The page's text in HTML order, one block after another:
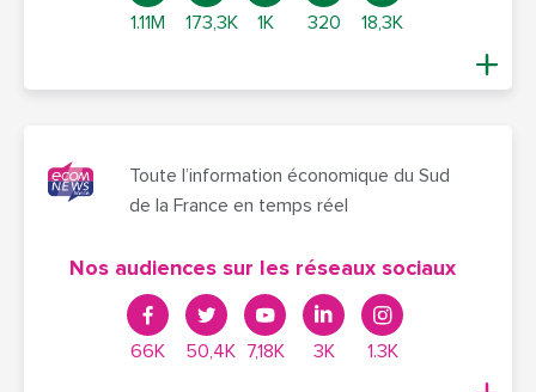
1.11M 173,3K 1K 320 18,3K
Toute l’information économique du Sud
de la France en temps réel
Nos audiences sur les réseaux sociaux
66K 50,4K 7,18K 3K 1.3K